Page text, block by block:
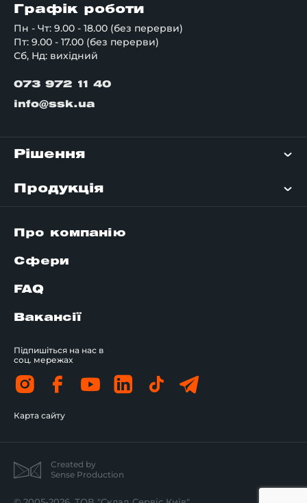
Графік роботи
Пн - Чт: 9.00 - 18.00 (без перерви)
Пт: 9.00 - 17.00 (без перерви)
Сб, Нд: вихідний
073 972 11 40
info@ssk.ua
Рішення
Продукція
Про компанію
Сфери
FAQ
Вакансії
Підпишіться на нас в
соц. мережах
Карта сайту
Created by
Sense Production